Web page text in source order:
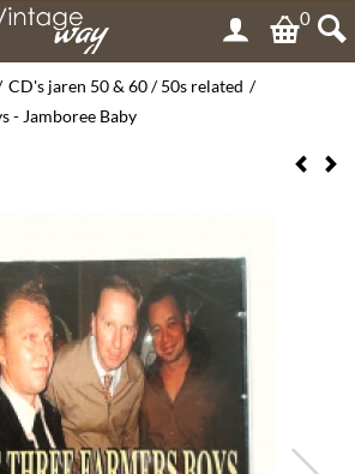
0
CD's jaren 50 & 60 / 50s related /
- Jamboree Baby